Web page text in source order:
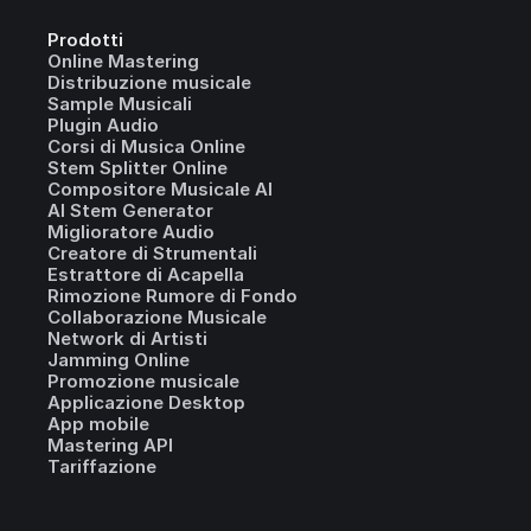
Prodotti
Online Mastering
Distribuzione musicale
Sample Musicali
Plugin Audio
Corsi di Musica Online
Stem Splitter Online
Compositore Musicale AI
AI Stem Generator
Miglioratore Audio
Creatore di Strumentali
Estrattore di Acapella
Rimozione Rumore di Fondo
Collaborazione Musicale
Network di Artisti
Jamming Online
Promozione musicale
Applicazione Desktop
App mobile
Mastering API
Tariffazione